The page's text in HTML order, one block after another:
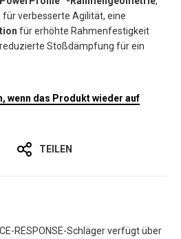
verbesserte Agilität, eine
für erhöhte Rahmenfestigkeit
Stoßdämpfung für ein
wenn das Produkt wieder auf
TEILEN
RESPONSE-Schläger verfügt über